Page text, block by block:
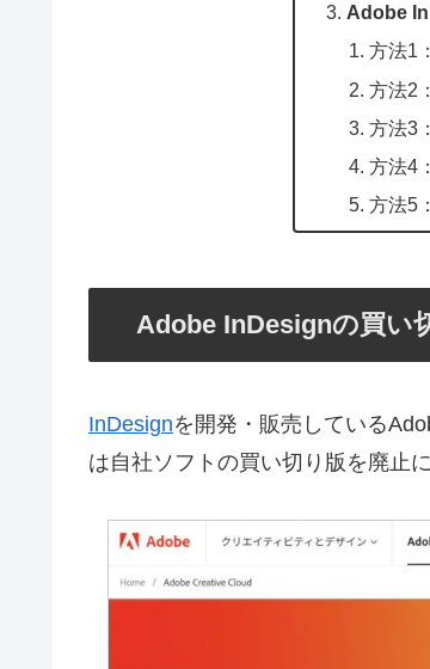
Adobe
方法1
方法2
方法3
方法4
方法5
Adobe InDesignの買い
InDesignを開発・販売している
は自社ソフトの買い切り版を廃止に